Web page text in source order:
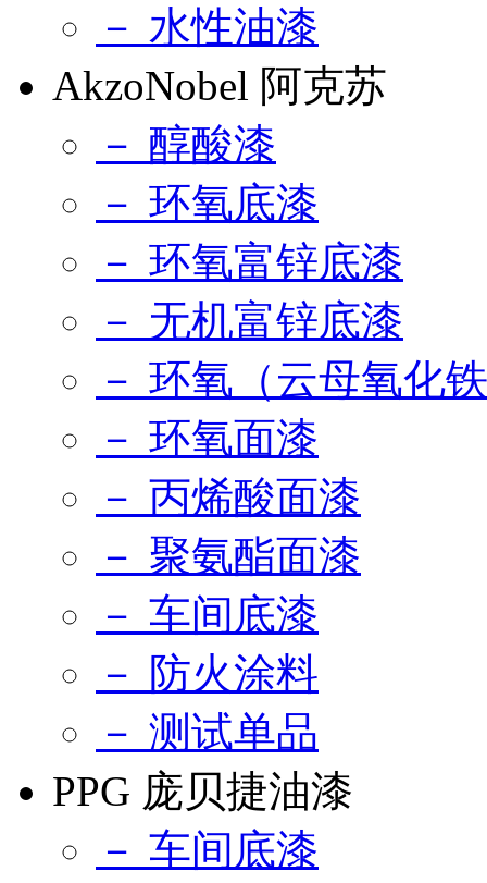
－ 水性油漆
AkzoNobel 阿克苏
－ 醇酸漆
－ 环氧底漆
－ 环氧富锌底漆
－ 无机富锌底漆
－ 环氧（云母氧化
－ 环氧面漆
－ 丙烯酸面漆
－ 聚氨酯面漆
－ 车间底漆
－ 防火涂料
－ 测试单品
PPG 庞贝捷油漆
－ 车间底漆